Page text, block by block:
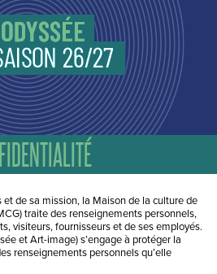
de sa mission, la Maison de la culture de
traite des renseignements personnels,
visiteurs, fournisseurs et de ses employés.
et Art-image) s’engage à protéger la
renseignements personnels qu’elle